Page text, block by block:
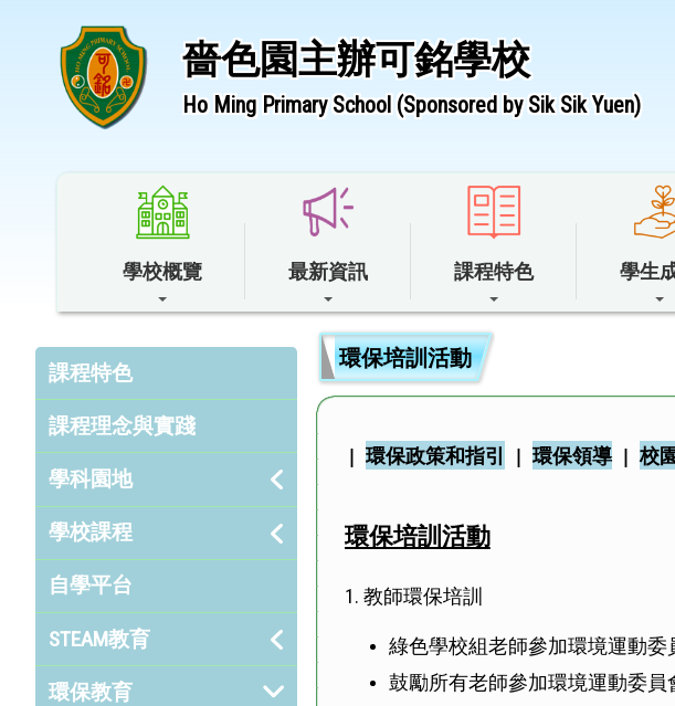
嗇色園主辦可銘學校
Ho Ming Primary School (Sponsored by Sik Sik Yuen)
學校概覽 最新資訊 課程特色 學生
課程特色
課程理念與實踐
學科園地
學校課程
自學平台
STEAM教育
環保教育
環保培訓活動
| 環保政策和指引 | 環保領導|校
環保培訓活動
1. 教師環保培訓
綠色學校組老師參加環境運動委
鼓勵所有老師參加環境運動委